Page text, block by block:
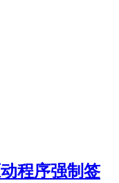
程序强制签